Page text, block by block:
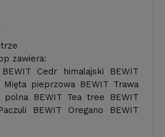
zawiera:
Cedr himalajski BEWIT
Mięta pieprzowa BEWIT Trawa
polna BEWIT Tea tree BEWIT
BEWIT Oregano BEWIT